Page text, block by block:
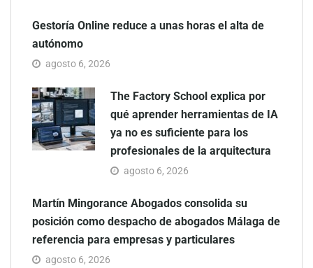
Gestoría Online reduce a unas horas el alta de
autónomo
agosto 6, 2026
The Factory School explica por
qué aprender herramientas de IA
ya no es suficiente para los
profesionales de la arquitectura
agosto 6, 2026
Martín Mingorance Abogados consolida su
posición como despacho de abogados Málaga de
referencia para empresas y particulares
agosto 6, 2026